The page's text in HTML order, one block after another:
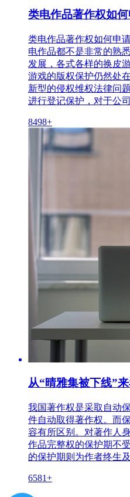
类电作品著作权如
类电作品著作权如何申
电作品都不是非常的熟
发展，各式各样的换皮
游戏的版权保护仍然处
新型的侵权维权法律问
进行登记保护，对于公
8498+
从“晴雅集被下线”
我国著作权是采取自动
件自动取得著作权。而
容有所区别。对著作人
作品完整权的保护期不
的保护期则为作者终生
6581+